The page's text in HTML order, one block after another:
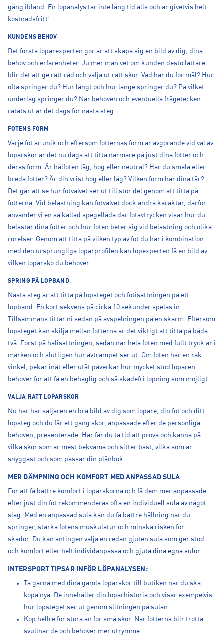
gång ibland. En löpanalys tar inte lång tid alls och är givetvis helt
kostnadsfritt!
KUNDENS BEHOV
Det första löparexperten gör är att skapa sig en bild av dig, dina
behov och erfarenheter. Ju mer man vet om kunden desto lättare
blir det att ge rätt råd och välja ut rätt skor. Vad har du för mål? Hur
ofta springer du? Hur långt och hur länge springer du? På vilket
underlag springer du? När behoven och eventuella frågetecken
rätats ut är det dags för nästa steg.
FOTENS FORM
Varje fot är unik och eftersom fötternas form är avgörande vid val av
löparskor är det nu dags att titta närmare på just dina fötter och
deras form. Är hålfoten låg, hög eller neutral? Har du smala eller
breda fötter? Är din vrist hög eller låg? Vilken form har dina tår?
Det går att se hur fotvalvet ser ut till stor del genom att titta på
fötterna. Vid belastning kan fotvalvet dock ändra karaktär, därför
använder vi en så kallad spegellåda där fotavtrycken visar hur du
belastar dina fötter och hur foten beter sig vid belastning och olika
rörelser. Genom att titta på vilken typ av fot du har i kombination
med den ursprungliga löparprofilen kan löpexperten få en bild av
vilken löparsko du behöver.
SPRING PÅ LÖPBAND
Nästa steg är att titta på löpsteget och fotisättningen på ett
löpband. En kort sekvens på cirka 10 sekunder spelas in.
Tillsammans tittar ni sedan på avspelningen på en skärm. Eftersom
löpsteget kan skilja mellan fötterna är det viktigt att titta på båda
två. Först på hälisättningen, sedan när hela foten med fullt tryck är i
marken och slutligen hur avtrampet ser ut. Om foten har en rak
vinkel, pekar inåt eller utåt påverkar hur mycket stöd löparen
behöver för att få en behaglig och så skadefri löpning som möjligt.
VÄLJA RÄTT LÖPARSKOR
Nu har har säljaren en bra bild av dig som löpare, din fot och ditt
löpsteg och du får ett gäng skor, anpassade efter de personliga
behoven, presenterade. Här får du ta tid att prova och känna på
vilka skor som är mest bekväma och sitter bäst, vilka som är
snyggast och som passar din plånbok.
MER DÄMPNING OCH KOMFORT MED ANPASSAD SULA
För att få bättre komfort i löparskorna och få dem mer anpassade
efter just din fot rekommenderas ofta en individuell sula av något
slag. Med en anpassad sula kan du få bättre hållning när du
springer, stärka fotens muskulatur och minska risken för
skador. Du kan antingen välja en redan gjuten sula som ger stöd
och komfort eller helt individanpassa och gjuta dina egna sulor.
INTERSPORT TIPSAR INFÖR LÖPANALYSEN:
Ta gärna med dina gamla löparskor till butiken när du ska
köpa nya. De innehåller din löparhistoria och visar exempelvis
hur löpsteget ser ut genom slitningen på sulan.
Köp hellre för stora än för små skor. När fötterna blir trötta
svullnar de och behöver mer utrymme.